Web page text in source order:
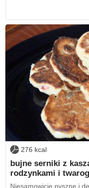
276 kcal
bujne serniki z
rodzynkami i
Niesamowicie pyszne i